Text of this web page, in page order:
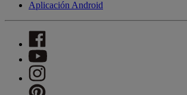
Aplicación Android